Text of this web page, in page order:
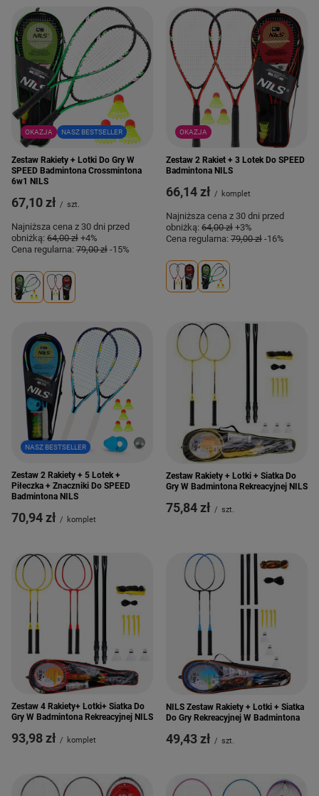
OKAZJA NASZ BESTSELLER
Zestaw Rakiety + Lotki Do Gry W
SPEED Badmintona Crossmintona
6w1 NILS
67,10 zł / szt.
Najniższa cena z 30 dni przed
obniżką: 64,00 zł +4%
Cena regularna: 79,00 zł -15%
OKAZJA
Zestaw 2 Rakiet + 3 Lotek Do SPEED
Badmintona NILS
66,14 zł / komplet
Najniższa cena z 30 dni przed
obniżką: 64,00 zł +3%
Cena regularna: 79,00 zł -16%
NASZ BESTSELLER
Zestaw 2 Rakiety + 5 Lotek +
Piłeczka + Znaczniki Do SPEED
Badmintona NILS
70,94 zł / komplet
Zestaw Rakiety + Lotki + Siatka Do
Gry W Badmintona Rekreacyjnej NILS
75,84 zł / szt.
Zestaw 4 Rakiety+ Lotki+ Siatka Do
Gry W Badmintona Rekreacyjnej NILS
93,98 zł / komplet
NILS Zestaw Rakiety + Lotki + Siatka
Do Gry Rekreacyjnej W Badmintona
49,43 zł / szt.